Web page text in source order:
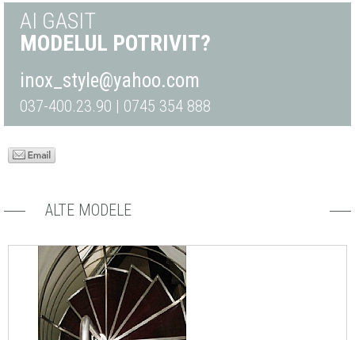
AI GASIT
MODELUL POTRIVIT?
inox_style@yahoo.com
037-400.23.90 | 0745 354 888
ALTE MODELE